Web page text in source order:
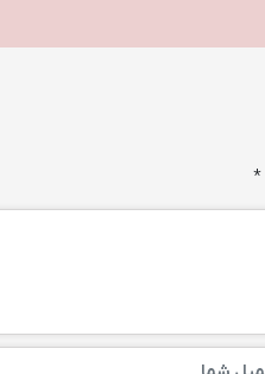
*